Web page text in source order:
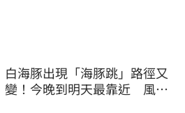
白海豚出現「海豚跳」路徑又
變！今晚到明天最靠近 風雨